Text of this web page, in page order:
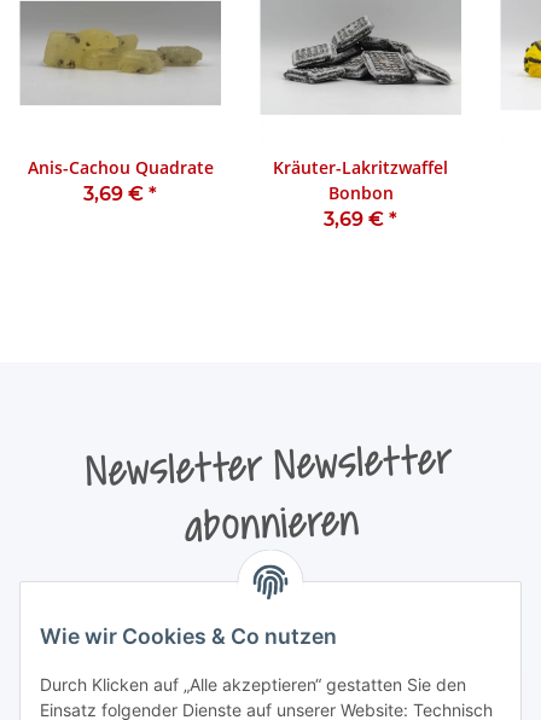
Wie wir Cookies & Co nutzen
Durch Klicken auf „Alle akzeptieren“ gestatten Sie den
Einsatz folgender Dienste auf unserer Website: Technisch
Anis-Cachou Quadrate
3,69 € *
Kräuter-Lakritzwaffel
Bonbon
3,69 € *
Newsletter Newsletter
abonnieren
Bitte senden Sie mir entsprechend Ihrer
Informationen zu Ihrem Produktsortiment per E-Mail zu.
Newsletter abonnieren